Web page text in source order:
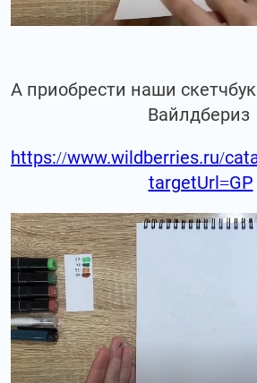
А приобрести наши
Вайлдбериз
https://www.wildberries.ru/
targetUrl=GP